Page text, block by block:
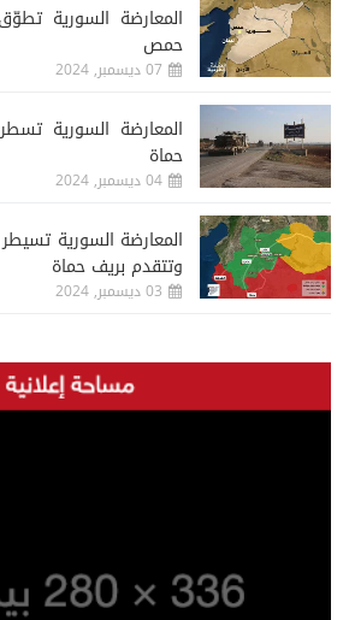
المعارضة السورية
حمص
07 ديسمبر, 2024
المعارضة السورية
حماة
04 ديسمبر, 2024
المعارضة السورية
وتتقدم بريف حماة
03 ديسمبر, 2024